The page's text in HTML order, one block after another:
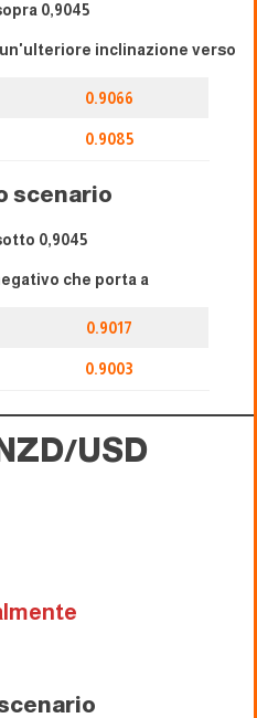
0,9045
inclinazione verso
0.9066
0.9085
scenario
0,9045
che porta a
0.9017
0.9003
USD